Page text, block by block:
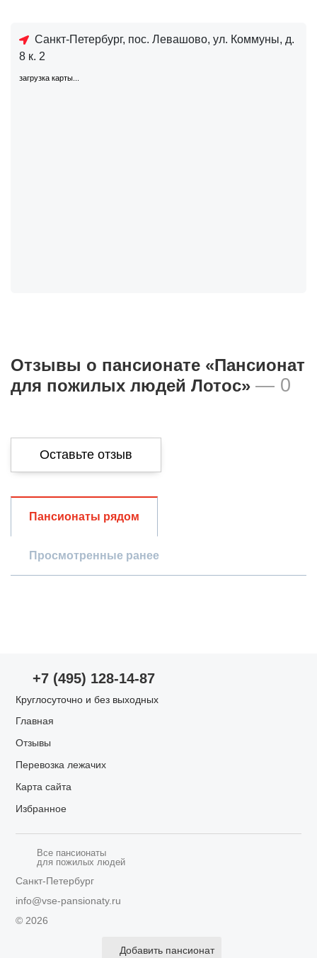
Санкт-Петербург, пос. Левашово, ул. Коммуны, д.
8 к. 2
загрузка карты...
Отзывы о пансионате «Пансионат
для пожилых людей Лотос» — 0
Оставьте отзыв
Опыт использования
Уход за пожилыми
Питание
Пансионаты рядом
Просмотренные ранее
+7 (495) 128-14-87
Круглосуточно и без выходных
Главная
Отзывы
Перевозка лежачих
Карта сайта
Избранное
Все пансионаты
для пожилых людей
Санкт-Петербург
info@vse-pansionaty.ru
© 2026
Добавить пансионат